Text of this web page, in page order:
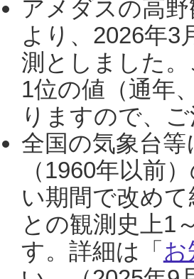
アメダスの高
より、2026年3
測としました
1位の値（通年
りますので、
全国の気象台
（1960年以前
い期間で改め
との観測史上1
す。詳細は「 お